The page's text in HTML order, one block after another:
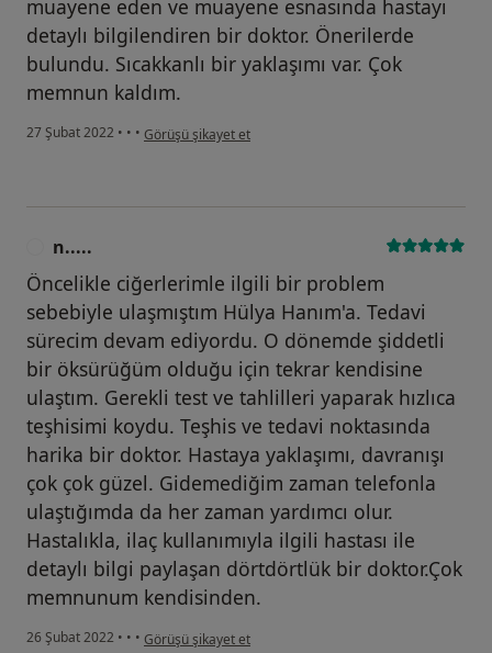
muayene eden ve muayene esnasında hastayı
detaylı bilgilendiren bir doktor. Önerilerde
bulundu. Sıcakkanlı bir yaklaşımı var. Çok
memnun kaldım.
27 Şubat 2022 • • • kullanıcının görüşüne göre e...
Görüşü şikayet et
n.....
Öncelikle ciğerlerimle ilgili bir problem
sebebiyle ulaşmıştım Hülya Hanım'a. Tedavi
sürecim devam ediyordu. O dönemde şiddetli
bir öksürüğüm olduğu için tekrar kendisine
ulaştım. Gerekli test ve tahlilleri yaparak hızlıca
teşhisimi koydu. Teşhis ve tedavi noktasında
harika bir doktor. Hastaya yaklaşımı, davranışı
çok çok güzel. Gidemediğim zaman telefonla
ulaştığımda da her zaman yardımcı olur.
Hastalıkla, ilaç kullanımıyla ilgili hastası ile
detaylı bilgi paylaşan dörtdörtlük bir doktor.Çok
memnunum kendisinden.
26 Şubat 2022 • • • kullanıcının görüşüne göre n.....
Görüşü şikayet et